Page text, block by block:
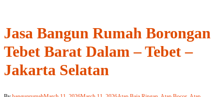
Jasa Bangun Rumah Borongan
Tebet Barat Dalam – Tebet –
Jakarta Selatan